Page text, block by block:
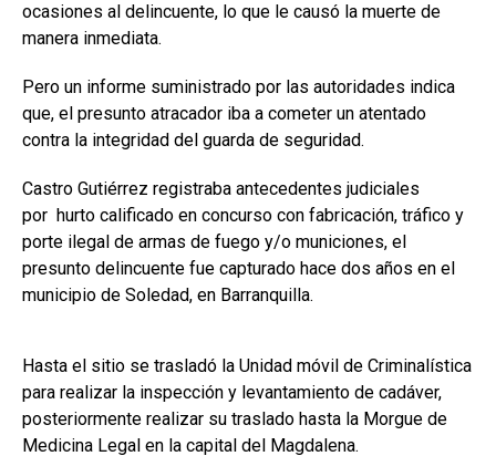
ocasiones al delincuente, lo que le causó la muerte de
manera inmediata.
Pero un informe suministrado por las autoridades indica
que, el presunto atracador iba a cometer un atentado
contra la integridad del guarda de seguridad.
Castro Gutiérrez registraba antecedentes judiciales
por hurto calificado en concurso con fabricación, tráfico y
porte ilegal de armas de fuego y/o municiones, el
presunto delincuente fue capturado hace dos años en el
municipio de Soledad, en Barranquilla.
Hasta el sitio se trasladó la Unidad móvil de Criminalística
para realizar la inspección y levantamiento de cadáver,
posteriormente realizar su traslado hasta la Morgue de
Medicina Legal en la capital del Magdalena.